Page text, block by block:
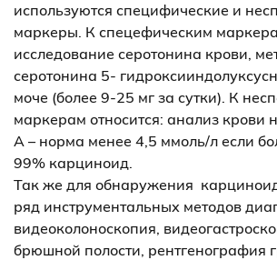
используются специфические и
маркеры. К спецефическим
исследование серотонина крови,
серотонина 5-
моче (более 9-25 мг за сутки). К
маркерам относится: анализ крови
А – норма менее 4,5 ммоль/л если
99% карциноид.
Так же для обнаружения
ряд инструментальных методов
видеоколоноскопия,
брюшной полости, рентгенография